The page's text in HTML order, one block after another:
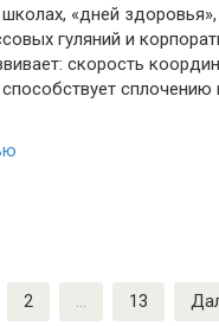
«дней
гуляний и
скорость
сплочению
2 … 13